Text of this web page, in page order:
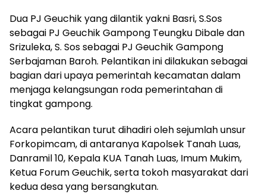
Dua PJ Geuchik yang dilantik yakni Basri, S.Sos
sebagai PJ Geuchik Gampong Teungku Dibale dan
Srizuleka, S. Sos sebagai PJ Geuchik Gampong
Serbajaman Baroh. Pelantikan ini dilakukan sebagai
bagian dari upaya pemerintah kecamatan dalam
menjaga kelangsungan roda pemerintahan di
tingkat gampong.
Acara pelantikan turut dihadiri oleh sejumlah unsur
Forkopimcam, di antaranya Kapolsek Tanah Luas,
Danramil 10, Kepala KUA Tanah Luas, Imum Mukim,
Ketua Forum Geuchik, serta tokoh masyarakat dari
kedua desa yang bersangkutan.